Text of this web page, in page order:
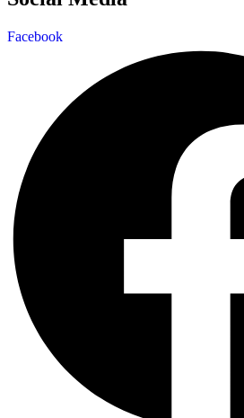
Facebook